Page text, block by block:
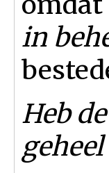
in
Heb